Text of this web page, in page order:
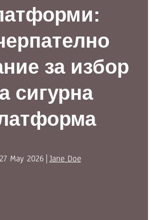
за избор
сигурна
27 May 2026 Jane Doe